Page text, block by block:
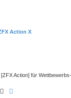
Action X
Action] für
Suche